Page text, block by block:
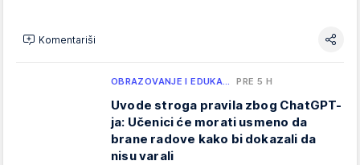
Komentariši
OBRAZOVANJE I EDUKA… PRE 5 H
Uvode stroga pravila zbog ChatGPT-
ja: Učenici će morati usmeno da
brane radove kako bi dokazali da
nisu varali